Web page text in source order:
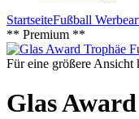
StartseiteFußball
** Premium **
Für eine größere Ansicht
Glas